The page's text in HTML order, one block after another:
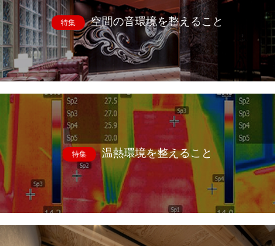
特集 空間の音環境を整えること
特集 温熱環境を整えること